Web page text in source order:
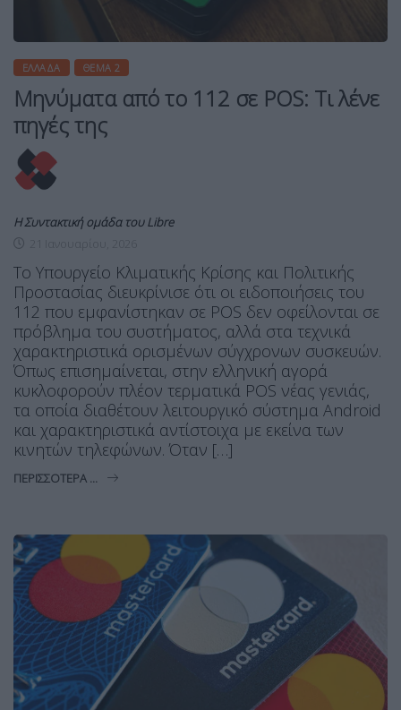
ΕΛΛΆΔΑ ΘΈΜΑ 2
Μηνύματα από το 112 σε POS: Τι λένε
πηγές της
Η Συντακτική ομάδα του Libre
Το Υπουργείο Κλιματικής Κρίσης και Πολιτικής
Προστασίας διευκρίνισε ότι οι ειδοποιήσεις του
112 που εμφανίστηκαν σε POS δεν οφείλονται σε
πρόβλημα του συστήματος, αλλά στα τεχνικά
χαρακτηριστικά ορισμένων σύγχρονων συσκευών.
Όπως επισημαίνεται, στην ελληνική αγορά
κυκλοφορούν πλέον τερματικά POS νέας γενιάς,
τα οποία διαθέτουν λειτουργικό σύστημα Android
και χαρακτηριστικά αντίστοιχα με εκείνα των
κινητών τηλεφώνων. Όταν […]
ΠΕΡΙΣΣΌΤΕΡΑ ...